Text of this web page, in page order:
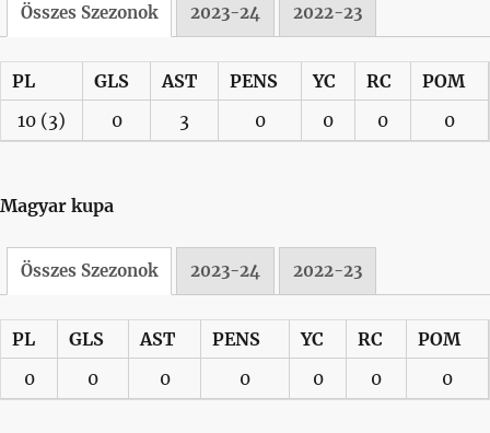
Összes Szezonok 2023-24 2022-23
PL GLS AST PENS YC RC
POM
10 (3) 0 3 0 0 0 0
Magyar kupa
Összes Szezonok 2023-24 2022-23
PL GLS AST PENS YC RC
POM
0
0 0 0 0 0 0